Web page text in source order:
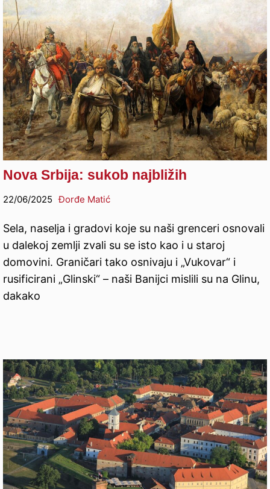
Nova Srbija: sukob najbližih
22/06/2025 Đorđe Matić
Sela, naselja i gradovi koje su naši grenceri osnovali
u dalekoj zemlji zvali su se isto kao i u staroj
domovini. Graničari tako osnivaju i „Vukovar“ i
rusificirani „Glinski“ – naši Banijci mislili su na Glinu,
dakako